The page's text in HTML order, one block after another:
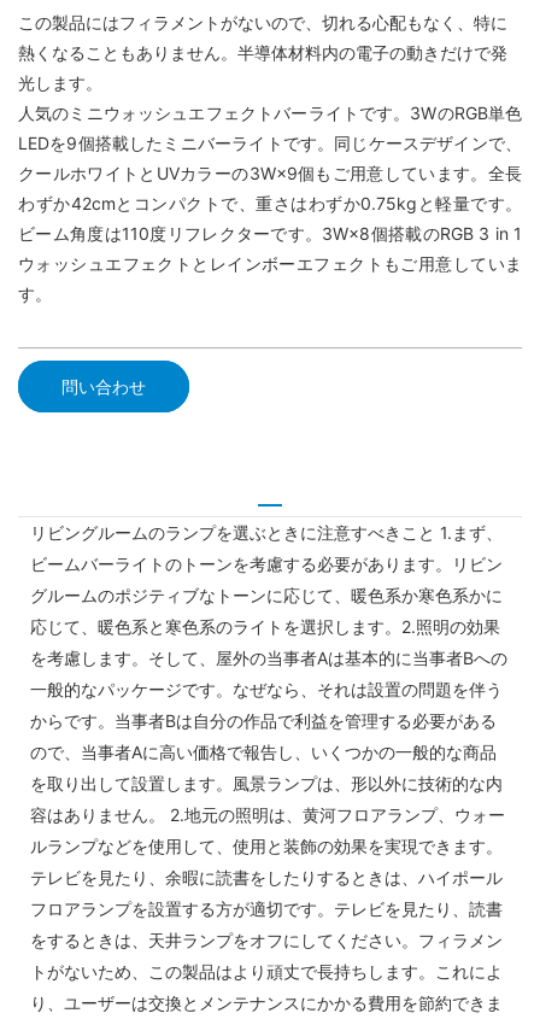
この製品にはフィラメントがないので、切れる心配もなく、特に
熱くなることもありません。半導体材料内の電子の動きだけで発
光します。
人気のミニウォッシュエフェクトバーライトです。3WのRGB単色
LEDを9個搭載したミニバーライトです。同じケースデザインで、
クールホワイトとUVカラーの3W×9個もご用意しています。全長
わずか42cmとコンパクトで、重さはわずか0.75kgと軽量です。
ビーム角度は110度リフレクターです。3W×8個搭載のRGB 3 in 1
ウォッシュエフェクトとレインボーエフェクトもご用意していま
す。
問い合わせ
リビングルームのランプを選ぶときに注意すべきこと 1.まず、
ビームバーライトのトーンを考慮する必要があります。リビン
グルームのポジティブなトーンに応じて、暖色系か寒色系かに
応じて、暖色系と寒色系のライトを選択します。2.照明の効果
を考慮します。そして、屋外の当事者Aは基本的に当事者Bへの
一般的なパッケージです。なぜなら、それは設置の問題を伴う
からです。当事者Bは自分の作品で利益を管理する必要がある
ので、当事者Aに高い価格で報告し、いくつかの一般的な商品
を取り出して設置します。風景ランプは、形以外に技術的な内
容はありません。 2.地元の照明は、黄河フロアランプ、ウォー
ルランプなどを使用して、使用と装飾の効果を実現できます。
テレビを見たり、余暇に読書をしたりするときは、ハイポール
フロアランプを設置する方が適切です。テレビを見たり、読書
をするときは、天井ランプをオフにしてください。フィラメン
トがないため、この製品はより頑丈で長持ちします。これによ
り、ユーザーは交換とメンテナンスにかかる費用を節約できま